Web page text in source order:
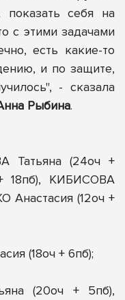
показать себя на
с этими задачами
есть какие-то
и по защите,
- сказала
Рыбина.
Татьяна (24оч +
18пб), КИБИСОВА
Анастасия (12оч +
(18оч + 6пб);
(20оч + 5пб),